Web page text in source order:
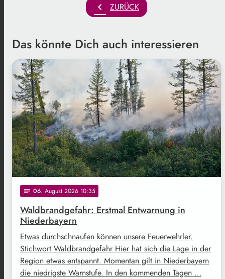
chevron_left ZURÜCK
Das könnte Dich auch interessieren
Freepik
notes 06. August 2026 10:35
Waldbrandgefahr: Erstmal Entwarnung in
Niederbayern
Etwas durchschnaufen können unsere Feuerwehrler.
Stichwort Waldbrandgefahr Hier hat sich die Lage in der
Region etwas entspannt. Momentan gilt in Niederbayern
die niedrigste Warnstufe. In den kommenden Tagen …